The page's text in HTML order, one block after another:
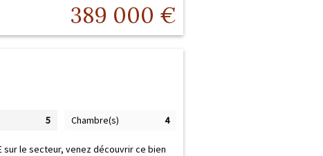
389 000 €
5 Chambre(s) 4
sur le secteur, venez découvrir ce bien